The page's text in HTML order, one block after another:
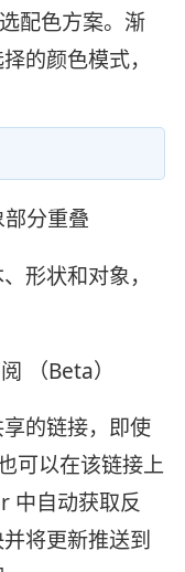
配色方案。渐
的颜色模式，
分重叠
形状和对象，
（Beta）
的链接，即使
可以在该链接上
中自动获取反
将更新推送到